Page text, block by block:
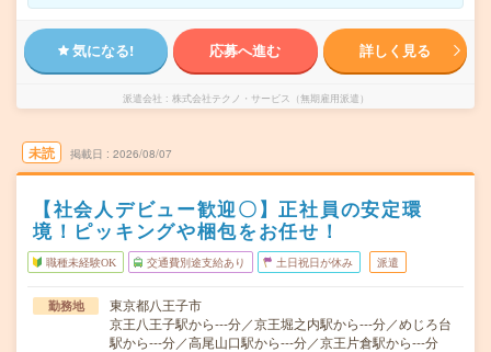
気になる! 応募へ進む 詳しく見る
派遣会社 株式会社テクノ・サービス（無期雇用派遣）
未読 掲載日 2026/08/07
【社会人デビュー歓迎〇】正社員の安定環
境！ピッキングや梱包をお任せ！
職種未経験OK 交通費別途支給あり 土日祝日が休み 派遣
勤務地
東京都八王子市
京王八王子駅から---分／京王堀之内駅から---分／めじろ台
駅から---分／高尾山口駅から---分／京王片倉駅から---分